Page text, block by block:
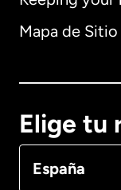
Mapa de Sitio
Elige tu
España